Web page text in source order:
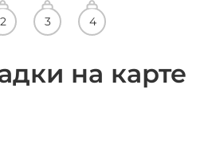
на карте